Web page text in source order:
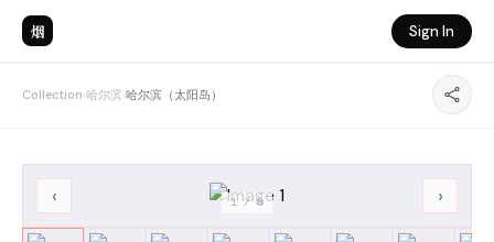
烟 Sign In
Collection›哈尔滨›哈尔滨（太阳岛）
‹ ›
1/8